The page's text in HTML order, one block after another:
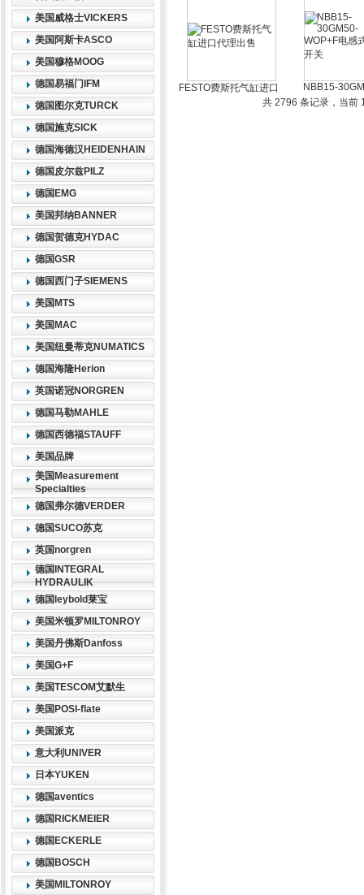
美国威格士VICKERS
美国阿斯卡ASCO
美国穆格MOOG
德国易福门IFM
德国图尔克TURCK
德国施克SICK
德国海德汉HEIDENHAIN
德国皮尔兹PILZ
德国EMG
美国邦纳BANNER
德国贺德克HYDAC
德国GSR
德国西门子SIEMENS
美国MTS
美国MAC
美国纽曼蒂克NUMATICS
德国海隆Herion
英国诺冠NORGREN
德国马勒MAHLE
德国西德福STAUFF
美国品牌
美国Measurement
Specialties
德国弗尔德VERDER
德国SUCO苏克
英国norgren
德国INTEGRAL
HYDRAULIK
德国leybold莱宝
美国米顿罗MILTONROY
美国丹佛斯Danfoss
美国G+F
美国TESCOM艾默生
美国POSI-flate
美国派克
意大利UNIVER
日本YUKEN
德国aventics
德国RICKMEIER
德国ECKERLE
德国BOSCH
美国MILTONROY
编码器进口
FESTO费斯托气缸进口
NBB15-
WOP+F电感式
共 2796 条记录，当